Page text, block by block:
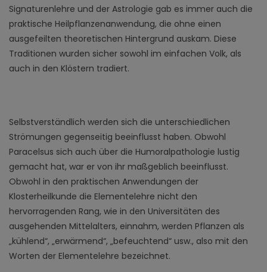
Signaturenlehre und der Astrologie gab es immer auch die
praktische Heilpflanzenanwendung, die ohne einen
ausgefeilten theoretischen Hintergrund auskam. Diese
Traditionen wurden sicher sowohl im einfachen Volk, als
auch in den Klöstern tradiert.
Selbstverständlich werden sich die unterschiedlichen
Strömungen gegenseitig beeinflusst haben. Obwohl
Paracelsus sich auch über die Humoralpathologie lustig
gemacht hat, war er von ihr maßgeblich beeinflusst.
Obwohl in den praktischen Anwendungen der
Klosterheilkunde die Elementelehre nicht den
hervorragenden Rang, wie in den Universitäten des
ausgehenden Mittelalters, einnahm, werden Pflanzen als
„kühlend“, „erwärmend“, „befeuchtend“ usw., also mit den
Worten der Elementelehre bezeichnet.